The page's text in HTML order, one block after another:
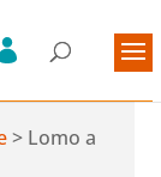
> Lomo a